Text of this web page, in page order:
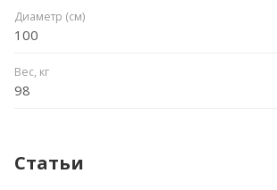
Диаметр (см)
100
Вес, кг
98
Статьи